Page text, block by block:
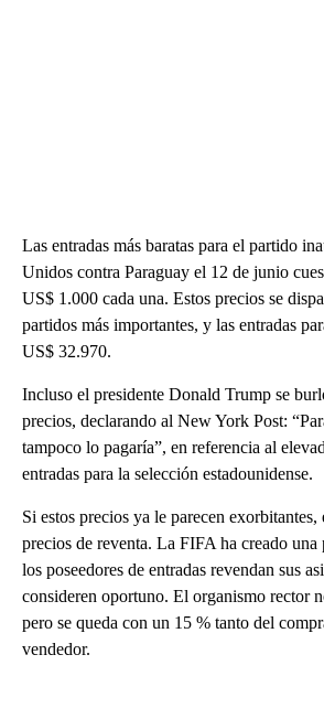
Las entradas más baratas para el partido
Unidos contra Paraguay el 12 de junio
US$ 1.000 cada una. Estos precios se
partidos más importantes, y las entradas
US$ 32.970.
Incluso el presidente Donald Trump se
precios, declarando al New York Post:
tampoco lo pagaría”, en referencia al
entradas para la selección estadounidense.
Si estos precios ya le parecen exorbitantes,
precios de reventa. La FIFA ha creado una
los poseedores de entradas revendan sus
consideren oportuno. El organismo rector
pero se queda con un 15 % tanto del
vendedor.